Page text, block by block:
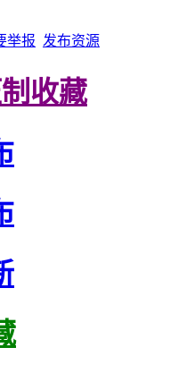
举报 发布资源
收藏